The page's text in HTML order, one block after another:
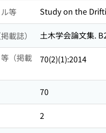
等 Study on the
載誌）
土木学会論文集.
（掲載
70(2)(1):2014
70
2